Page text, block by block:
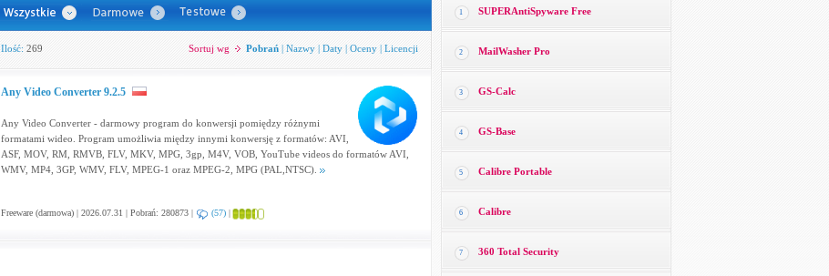
Ilość: 269 Sortuj wg Pobrań| Nazwy| Daty| Oceny| Licencji
Any Video Converter 9.2.5
Any Video Converter - darmowy program do konwersji pomiędzy różnymi
formatami wideo. Program umożliwia między innymi konwersję z formatów: AVI,
ASF, MOV, RM, RMVB, FLV, MKV, MPG, 3gp, M4V, VOB, YouTube videos do formatów AVI,
WMV, MP4, 3GP, WMV, FLV, MPEG-1 oraz MPEG-2, MPG (PAL,NTSC).
Freeware (darmowa) | 2026.07.31 | Pobrań: 280873 | (57)|
1 SUPERAntiSpyware Free
2 MailWasher Pro
3 GS-Calc
4 GS-Base
5 Calibre Portable
6 Calibre
7 360 Total Security